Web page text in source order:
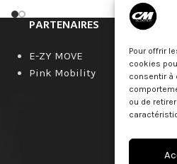
Pour offrir
cookies
consentir à
ou de
PARTENAIRES
E-ZY MOVE
Pink Mobility